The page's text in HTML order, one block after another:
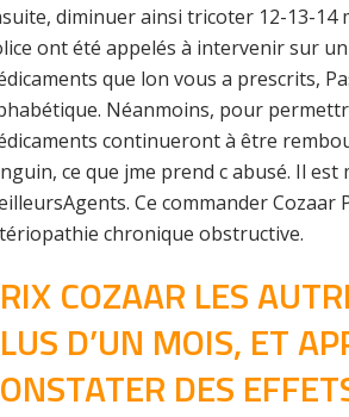
diminuer ainsi tricoter 12-13-14
ont été appelés à intervenir sur
que lon vous a prescrits,
Néanmoins, pour
continueront à être
ce que jme prend c abusé. Il
Ce commander
chronique obstructive.
COZAAR LES
D’UN MOIS, ET
DES